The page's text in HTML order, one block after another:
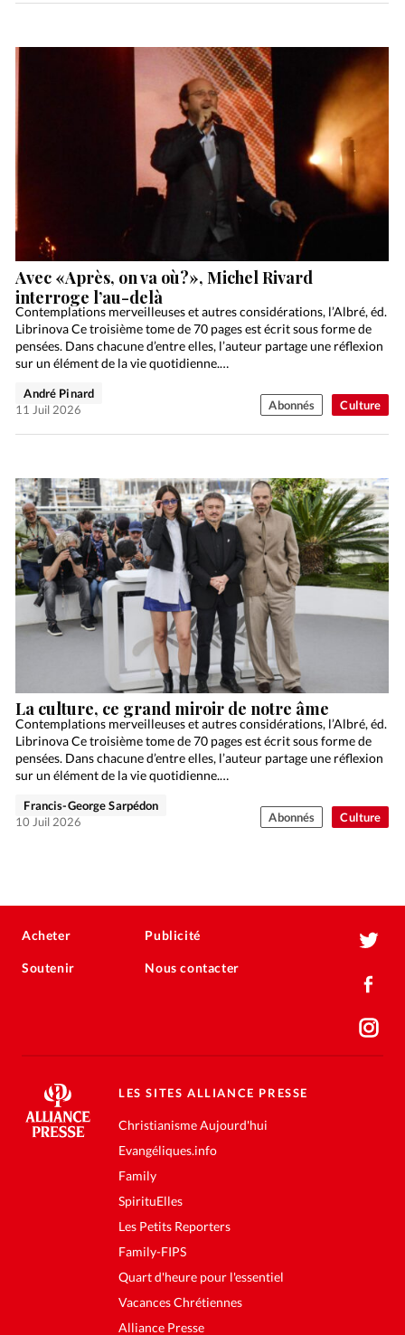
Culture
Avec «Après, on va où?», Michel Rivard
interroge l’au-delà
Contemplations merveilleuses et autres considérations, l’Albré, éd.
Librinova Ce troisième tome de 70 pages est écrit sous forme de
pensées. Dans chacune d’entre elles, l’auteur partage une réflexion
sur un élément de la vie quotidienne.…
André Pinard
11 Juil 2026
Abonnés
Culture
La culture, ce grand miroir de notre âme
Contemplations merveilleuses et autres considérations, l’Albré, éd.
Librinova Ce troisième tome de 70 pages est écrit sous forme de
pensées. Dans chacune d’entre elles, l’auteur partage une réflexion
sur un élément de la vie quotidienne.…
Francis-George Sarpédon
10 Juil 2026
Abonnés
Acheter
Soutenir
Publicité
Nous contacter
LES SITES ALLIANCE PRESSE
Christianisme Aujourd'hui
Evangéliques.info
Family
SpirituElles
Les Petits Reporters
Family-FIPS
Quart d'heure pour l'essentiel
Vacances Chrétiennes
Alliance Presse